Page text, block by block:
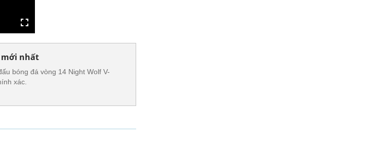
mới nhất
bóng đá vòng 14 Night Wolf V-
xác.